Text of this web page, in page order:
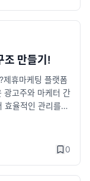
쇼핑몰이 활용하
쇼핑몰에서도 적
고도몰, 퍼스트몰,
가능 여부 확인 가
능한지 확인해드립
용 : 무료✅ A/S 지
영 가능!📌 실제 솔
페이지: http://v
케터 수익 관리
어트 · 병원 · 로또
션 소개 : https://s
(ID: tests / PW: 1
페이지 (ID: ad
구매 후 평생 사
담전화: 070-8875-
조 만들기!
휴마케팅 플랫폼
광고주와 마케터 간
효율적인 관리를
및 성과 분석을 체
랫폼이 유용한 업 0